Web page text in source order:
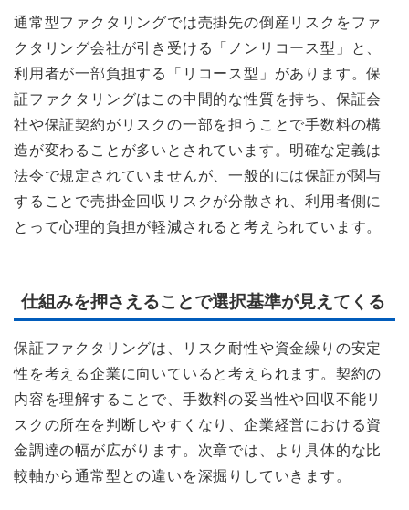
通常型ファクタリングでは売掛先の倒産リスクをファ
クタリング会社が引き受ける「ノンリコース型」と、
利用者が一部負担する「リコース型」があります。保
証ファクタリングはこの中間的な性質を持ち、保証会
社や保証契約がリスクの一部を担うことで手数料の構
造が変わることが多いとされています。明確な定義は
法令で規定されていませんが、一般的には保証が関与
することで売掛金回収リスクが分散され、利用者側に
とって心理的負担が軽減されると考えられています。
仕組みを押さえることで選択基準が見えてくる
保証ファクタリングは、リスク耐性や資金繰りの安定
性を考える企業に向いていると考えられます。契約の
内容を理解することで、手数料の妥当性や回収不能リ
スクの所在を判断しやすくなり、企業経営における資
金調達の幅が広がります。次章では、より具体的な比
較軸から通常型との違いを深掘りしていきます。